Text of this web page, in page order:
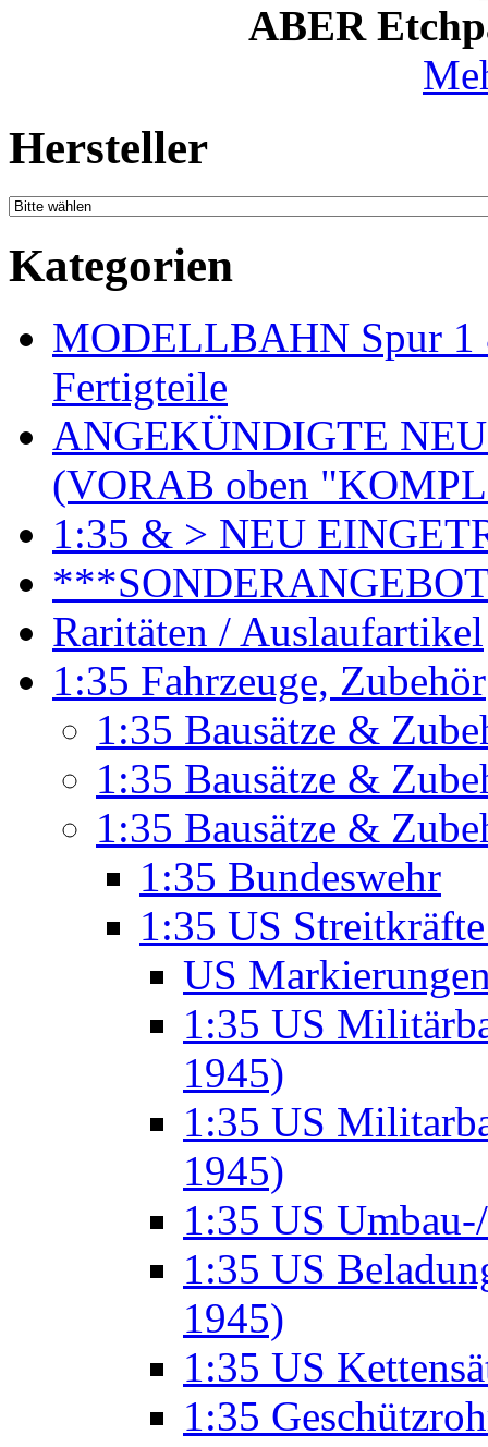
ABER
Hersteller
Kategorien
MODELLBAHN Spur 1
Fertigteile
ANGEKÜNDIGTE
(VORAB oben
1:35 & > NEU
Raritäten / Auslaufartikel
1:35 Fahrzeuge, Zubehör
1:35 Bausätze &
1:35 Bausätze &
1:35 Bausätze &
1:35 Bundeswehr
1:35 US
US
1:35 US
1945)
1:35 US
1945)
1:35 US
1:35 US
1945)
1:35 US
1:35